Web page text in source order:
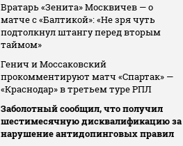
Вратарь «Зенита» Москвичев — о
матче с «Балтикой»: «Не зря чуть
подтолкнул штангу перед вторым
таймом»
Генич и Моссаковский
прокомментируют матч «Спартак» —
«Краснодар» в третьем туре РПЛ
Заболотный сообщил, что получил
шестимесячную дисквалификацию за
нарушение антидопинговых правил